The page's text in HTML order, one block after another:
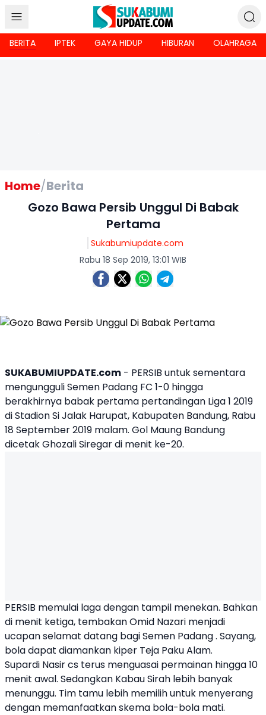
BERITA IPTEK GAYA HIDUP HIBURAN OLAHRAGA
Home/Berita
Gozo Bawa Persib Unggul Di Babak
Pertama
Sukabumiupdate.com
Rabu 18 Sep 2019, 13:01 WIB
SUKABUMIUPDATE.com - PERSIB untuk sementara
mengungguli Semen Padang FC 1-0 hingga
berakhirnya babak pertama pertandingan Liga 1 2019
di Stadion Si Jalak Harupat, Kabupaten Bandung, Rabu
18 September 2019 malam. Gol Maung Bandung
dicetak Ghozali Siregar di menit ke-20.
PERSIB memulai laga dengan tampil menekan. Bahkan
di menit ketiga, tembakan Omid Nazari menjadi
ucapan selamat datang bagi Semen Padang . Sayang,
bola dapat diamankan kiper Teja Paku Alam.
Supardi Nasir cs terus menguasai permainan hingga 10
menit awal. Sedangkan Kabau Sirah lebih banyak
menunggu. Tim tamu lebih memilih untuk menyerang
dengan memanfaatkan skema bola-bola mati.